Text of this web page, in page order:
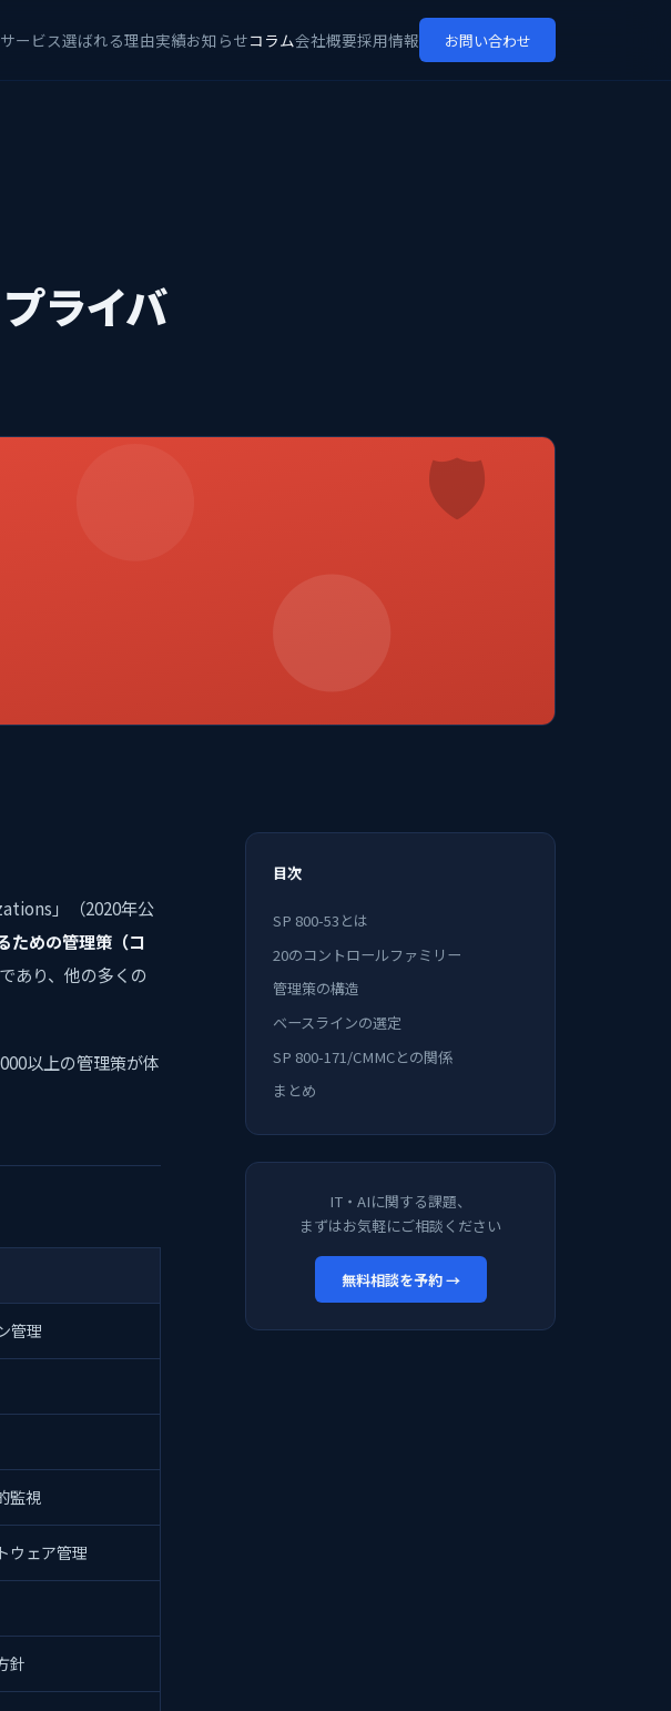
サービス選ばれる理由実績お知らせコラム会社概要採用情報 お問い合わせ
ライバ
🛡
」（2020年公
ための管理策（コ
であり、他の多くの
以上の管理策が体
管理
監視
ウェア管理
針
目次
SP 800-53とは
20のコントロールファミリー
管理策の構造
ベースラインの選定
SP 800-171/CMMCとの関係
まとめ
IT・AIに関する課題、
まずはお気軽にご相談ください
無料相談を予約 →